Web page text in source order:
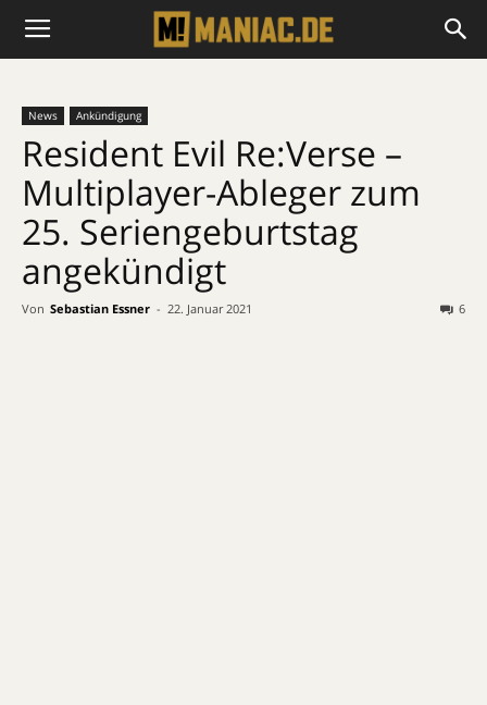
News Ankündigung
Resident Evil Re:Verse –
Multiplayer-Ableger zum
25. Seriengeburtstag
angekündigt
Von Sebastian Essner - 22. Januar 2021 6